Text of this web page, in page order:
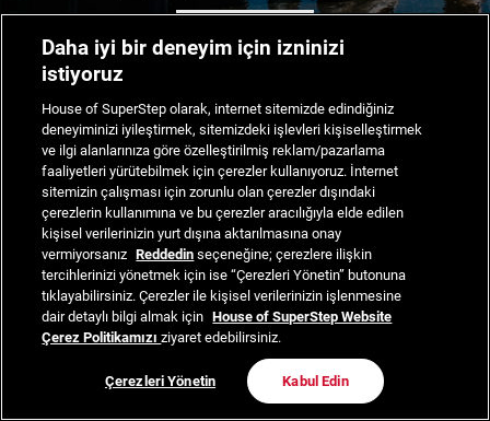
Daha iyi bir deneyim için izninizi
istiyoruz
House of SuperStep olarak, internet sitemizde edindiğiniz
deneyiminizi iyileştirmek, sitemizdeki işlevleri kişiselleştirmek
ve ilgi alanlarınıza göre özelleştirilmiş reklam/pazarlama
faaliyetleri yürütebilmek için çerezler kullanıyoruz. İnternet
sitemizin çalışması için zorunlu olan çerezler dışındaki
çerezlerin kullanımına ve bu çerezler aracılığıyla elde edilen
kişisel verilerinizin yurt dışına aktarılmasına onay
vermiyorsanız Reddedin seçeneğine; çerezlere ilişkin
tercihlerinizi yönetmek için ise “Çerezleri Yönetin” butonuna
tıklayabilirsiniz. Çerezler ile kişisel verilerinizin işlenmesine
dair detaylı bilgi almak için House of SuperStep Website
Çerez Politikamızıziyaret edebilirsiniz.
Çerezleri Yönetin Kabul Edin